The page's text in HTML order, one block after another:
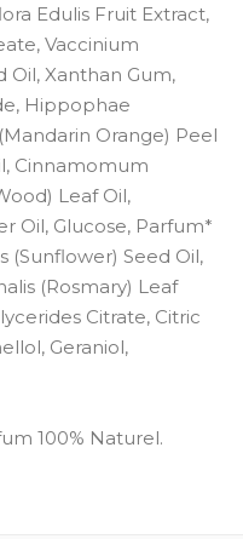
Edulis Fruit Extract,
Vaccinium
Oil, Xanthan Gum,
Hippophae
Orange) Peel
Cinnamomum
Leaf Oil,
Oil, Glucose, Parfum*
(Sunflower) Seed Oil,
(Rosmary) Leaf
Citrate, Citric
Geraniol,
100% Naturel.